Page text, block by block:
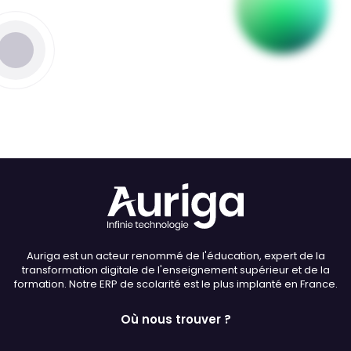
Auriga est un acteur renommé de l'éducation, expert de la
transformation digitale de l'enseignement supérieur et de la
formation. Notre ERP de scolarité est le plus implanté en France.
Où nous trouver ?
Police (dyslexie)
Défaut Adapter
Taille du texte
Défaut Augmenter